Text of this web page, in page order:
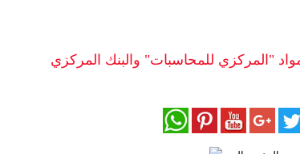
"المركزي للمحاسبات" والبنك المركزي